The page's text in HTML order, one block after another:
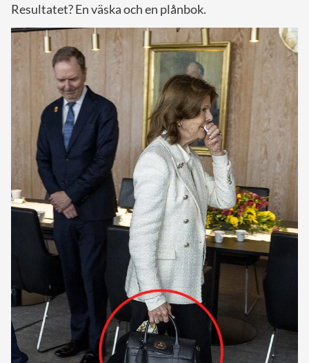
Resultatet? En väska och en plånbok.